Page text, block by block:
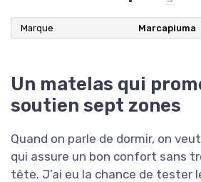
Marque Marcapiuma
Un matelas qui
soutien sept zones
Quand on parle de dormir, on
qui assure un bon confort sans
tête. J’ai eu la chance de tester